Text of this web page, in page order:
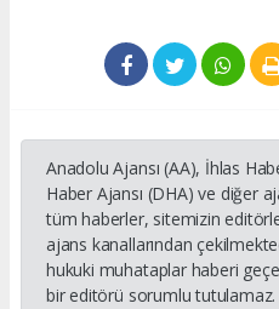
Anadolu Ajansı (AA), İhlas
Haber Ajansı (DHA) ve diğer
tüm haberler, sitemizin
ajans kanallarından
hukuki muhataplar haberi
bir editörü sorumlu tutulamaz.